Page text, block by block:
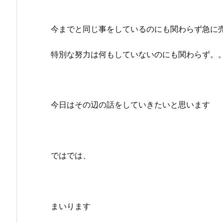
今までと同じ事をしているのにも関わらず急に
特別な努力は何もしていないのにも関わらず。
今日はその辺の話をしていきたいと思います
ではでは、
まいります